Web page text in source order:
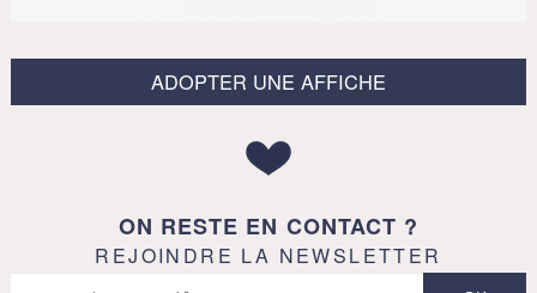
ADOPTER UNE AFFICHE
ON RESTE EN CONTACT ?
REJOINDRE LA NEWSLETTER